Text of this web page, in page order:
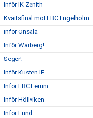
Inför IK Zenith
Kvartsfinal mot FBC Engelholm
Inför Onsala
Inför Warberg!
Seger!
Inför Kusten IF
Inför FBC Lerum
Inför Höllviken
Inför Lund